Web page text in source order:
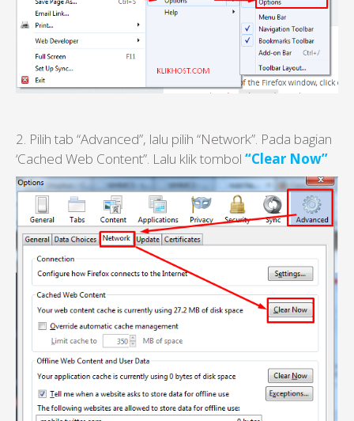
2. Pilih tab “Advanced”, lalu pilih “Network”. Pada bagian
‘Cached Web Content”. Lalu klik tombol “Clear Now”